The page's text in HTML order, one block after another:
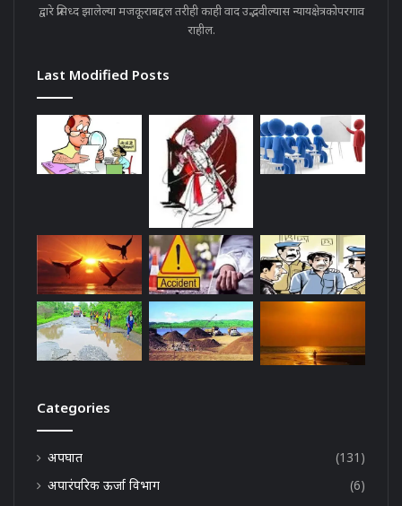
द्वारे प्रसिध्द झालेल्या मजकूराबद्दल तरीही काही वाद उद्भवील्यास न्यायक्षेत्रकोपरगाव
राहील.
Last Modified Posts
Categories
अपघात
(131)
अपारंपरिक ऊर्जा विभाग
(6)